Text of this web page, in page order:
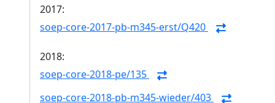
2017:
soep-core-2017-pb-m345-erst/Q420
2018:
soep-core-2018-pe/135
soep-core-2018-pb-m345-wieder/403